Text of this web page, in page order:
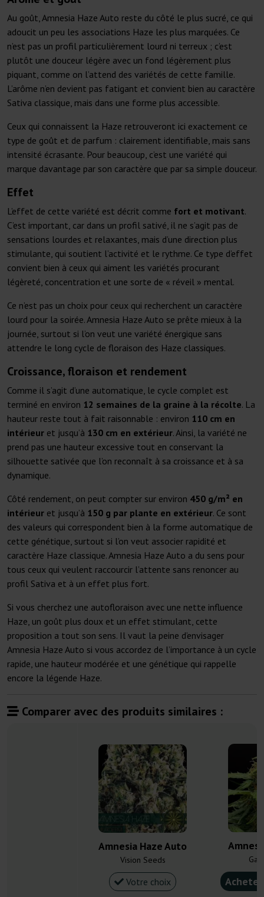
Au goût, Amnesia Haze Auto reste du côté le plus sucré, ce qui
adoucit un peu les associations Haze les plus marquées. Ce
n’est pas un profil particulièrement lourd ni terreux ; c’est
plutôt une douceur légère avec un fond légèrement plus
piquant, comme on l’attend des variétés de cette famille.
L’arôme n’en devient pas fatigant et convient bien au caractère
Sativa classique, mais dans une forme plus accessible.
Ceux qui connaissent la Haze retrouveront ici exactement ce
type de goût et de parfum : clairement identifiable, mais sans
intensité écrasante. Pour beaucoup, c’est une variété qui
marque davantage par son caractère que par sa simple douceur.
Effet
L’effet de cette variété est décrit comme fort et motivant.
C’est important, car dans un profil sativé, il ne s’agit pas de
sensations lourdes et relaxantes, mais d’une direction plus
stimulante, qui soutient l’activité et le rythme. Ce type d’effet
convient bien à ceux qui aiment les variétés procurant
légèreté, concentration et une sorte de « réveil » mental.
Ce n’est pas un choix pour ceux qui recherchent un caractère
lourd pour la soirée. Amnesia Haze Auto se prête mieux à la
journée, surtout si l’on veut une variété énergique sans
attendre le long cycle de floraison des Haze classiques.
Croissance, floraison et rendement
Comme il s’agit d’une automatique, le cycle complet est
terminé en environ 12 semaines de la graine à la récolte. La
hauteur reste tout à fait raisonnable : environ 110 cm en
intérieur et jusqu’à 130 cm en extérieur. Ainsi, la variété ne
prend pas une hauteur excessive tout en conservant la
silhouette sativée que l’on reconnaît à sa croissance et à sa
dynamique.
Côté rendement, on peut compter sur environ 450 g/m² en
intérieur et jusqu’à 150 g par plante en extérieur. Ce sont
des valeurs qui correspondent bien à la forme automatique de
cette génétique, surtout si l’on veut associer rapidité et
caractère Haze classique. Amnesia Haze Auto a du sens pour
tous ceux qui veulent raccourcir l’attente sans renoncer au
profil Sativa et à un effet plus fort.
Si vous cherchez une autofloraison avec une nette influence
Haze, un goût plus doux et un effet stimulant, cette
proposition a tout son sens. Il vaut la peine d’envisager
Amnesia Haze Auto si vous accordez de l’importance à un cycle
rapide, une hauteur modérée et une génétique qui rappelle
encore la légende Haze.
Comparer avec des produits similaires :
Amnesia Haze Auto
Vision Seeds
Votre choix